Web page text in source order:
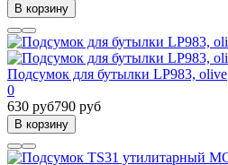
В корзину
Подсумок для бутылки LP983, olive
0
630 руб790 руб
В корзину